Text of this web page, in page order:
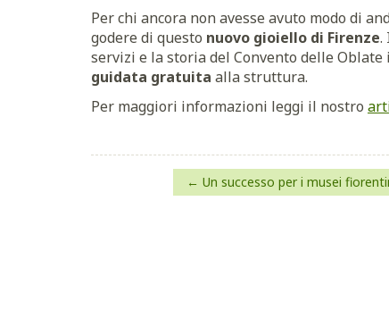
Per chi ancora non avesse avuto modo di
godere di questo nuovo gioiello di Firenze.
servizi e la storia del Convento delle Oblate
guidata gratuita alla struttura.
Per maggiori informazioni leggi il nostro
Navigazione
articoli
Un successo per i musei